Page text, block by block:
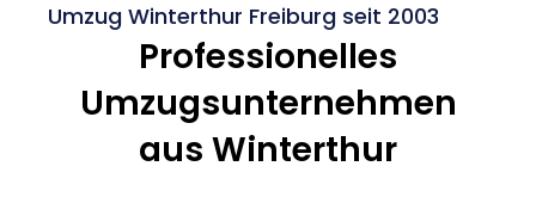
Umzug Winterthur Freiburg seit 2003
Professionelles
Umzugsunternehmen
aus Winterthur